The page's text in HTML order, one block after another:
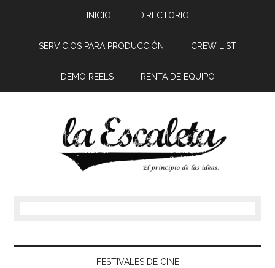
INICIO DIRECTORIO
SERVICIOS PARA PRODUCCIÓN CREW LIST
DEMO REELS RENTA DE EQUIPO
FESTIVALES DE CINE